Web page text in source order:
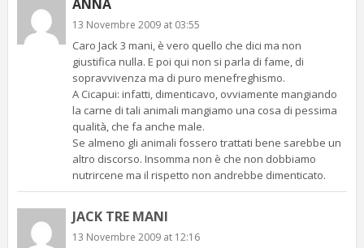
ANNA
13 Novembre 2009 at 03:55
Caro Jack 3 mani, è vero quello che dici ma non
giustifica nulla. E poi qui non si parla di fame, di
sopravvivenza ma di puro menefreghismo.
A Cicapui: infatti, dimenticavo, ovviamente mangiando
la carne di tali animali mangiamo una cosa di pessima
qualità, che fa anche male.
Se almeno gli animali fossero trattati bene sarebbe un
altro discorso. Insomma non è che non dobbiamo
nutrircene ma il rispetto non andrebbe dimenticato.
JACK TRE MANI
13 Novembre 2009 at 12:16